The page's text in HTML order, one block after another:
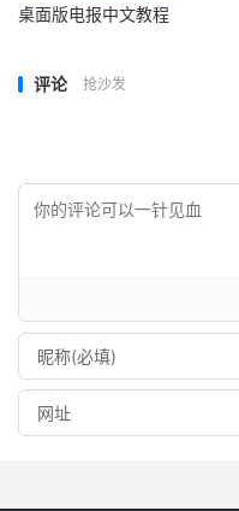
桌面版电报中文教程
评论 抢沙发